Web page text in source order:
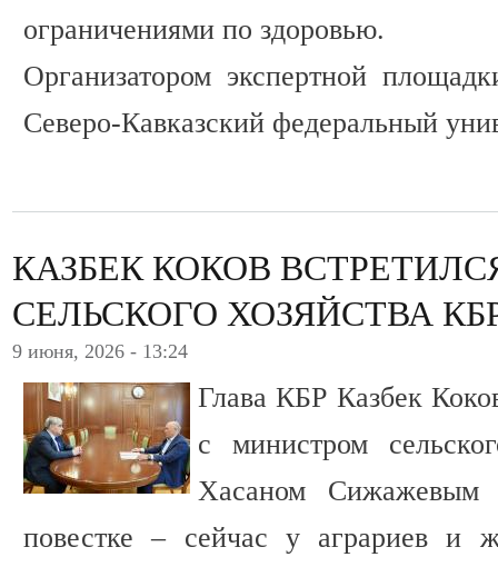
ограничениями по здоровью.
Организатором экспертной
Северо-Кавказский федеральный
КАЗБЕК КОКОВ
СЕЛЬСКОГО ХОЗЯЙСТВА
9 июня, 2026 - 13:24
Глава КБР Казбек
с министром
Хасаном Сижажевым
повестке – сейчас у аграриев и